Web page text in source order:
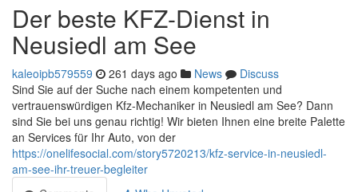
Der beste KFZ-Dienst in
Neusiedl am See
kaleoipb579559 261 days ago News
Discuss
Sind Sie auf der Suche nach einem kompetenten und
vertrauenswürdigen Kfz-Mechaniker in Neusiedl am See? Dann
sind Sie bei uns genau richtig! Wir bieten Ihnen eine breite Palette
an Services für Ihr Auto, von der
https://onelifesocial.com/story5720213/kfz-service-in-neusiedl-
am-see-ihr-treuer-begleiter